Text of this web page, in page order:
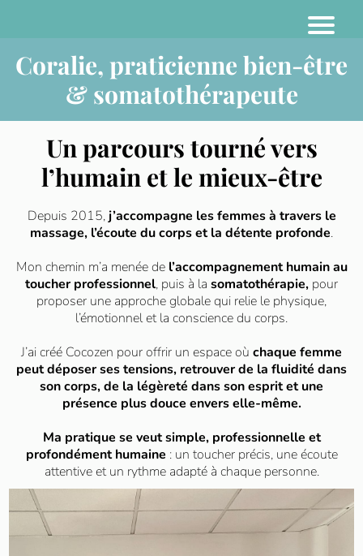
Coralie, praticienne bien-être
& somatothérapeute
Un parcours tourné vers
l’humain et le mieux-être
Depuis 2015, j’accompagne les femmes à travers le
massage, l’écoute du corps et la détente profonde.
Mon chemin m’a menée de l’accompagnement humain au
toucher professionnel, puis à la somatothérapie, pour
proposer une approche globale qui relie le physique,
l’émotionnel et la conscience du corps.
J’ai créé Cocozen pour offrir un espace où chaque femme
peut déposer ses tensions, retrouver de la fluidité dans
son corps, de la légèreté dans son esprit et une
présence plus douce envers elle-même.
Ma pratique se veut simple, professionnelle et
profondément humaine : un toucher précis, une écoute
attentive et un rythme adapté à chaque personne.